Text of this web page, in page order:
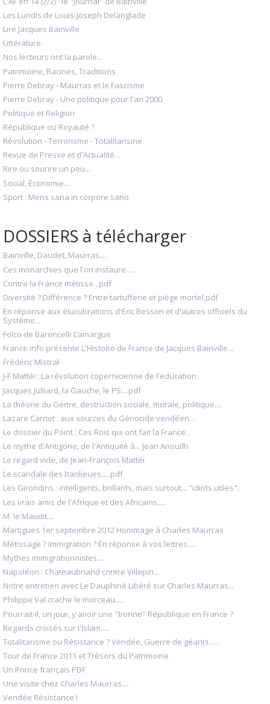
Les Lundis de Louis-Joseph Delanglade
Lire Jacques Bainville
Littérature
Nos lecteurs ont la parole...
Patrimoine, Racines, Traditions
Pierre Debray - Maurras et le Fascisme
Pierre Debray - Une politique pour l'an 2000
Politique et Religion
République ou Royauté ?
Révolution - Terrorisme - Totalitarisme
Revue de Presse et d'Actualité...
Rire ou sourire un peu...
Social, Économie...
Sport : Mens sana in corpore sano
DOSSIERS à télécharger
Bainville, Daudet, Maurras....
Ces monarchies que l'on instaure.....
Contre la France métisse...pdf
Diversité ? Différence ? Entre tartufferie et piège mortel.pdf
En réponse aux élucubrations d'Eric Besson et d'autres officiels du
Système...
Folco de Baroncelli Camargue
France info présente L'Histoire de France de Jacques Bainville...
Frédéric Mistral
J-F Mattéi : La révolution copernicienne de l'education.
Jacques Julliard, la Gauche, le PS....pdf
La théorie du Genre, destruction sociale, morale, politique....
Lazare Carnot : aux sources du Génocide vendéen...
Le dossier du Point : Ces Rois qui ont fait la France...
Le mythe d'Antigone, de l'Antiquité à... Jean Anouilh.
Le regard vide, de Jean-François Mattéi
Le scandale des banlieues.....pdf
Les Girondins : intelligents, brillants, mais surtout... "idiots utiles".
Les vrais amis de l'Afrique et des Africains.....
M. le Maudit....
Martigues 1er septembre 2012 Hommage à Charles Maurras
Métissage ? Immigration ? En réponse à vos lettres.....
Mythes immigrationnistes....
Napoléon : Chateaubriand contre Villepin...
Notre entretien avec Le Dauphiné Libéré sur Charles Maurras...
Philippe Val crache le morceau.....
Pourrait-il, un jour, y avoir une "bonne" République en France ?
Regards croisés sur l'Islam.....
Totalitarisme ou Résistance ? Vendée, Guerre de géants.....
Tour de France 2011 et Trésors du Patrimoine
Un Prince français PDF
Une visite chez Charles Maurras....
Vendée Résistance !